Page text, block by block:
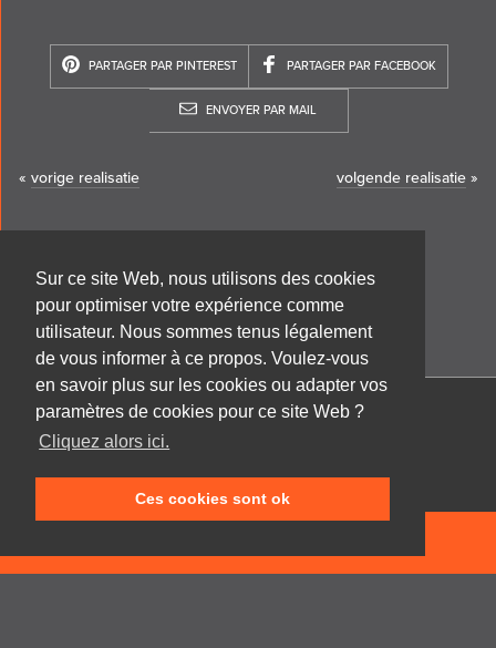
Sur ce site Web, nous utilisons des cookies
pour optimiser votre expérience comme
utilisateur. Nous sommes tenus légalement
de vous informer à ce propos. Voulez-vous
en savoir plus sur les cookies ou adapter vos
paramètres de cookies pour ce site Web ?
Cliquez alors ici.
Ces cookies sont ok
PARTAGER PAR PINTEREST PARTAGER PAR FACEBOOK
ENVOYER PAR MAIL
« vorige realisatie volgende realisatie »
Cabinet d'architecture Frank GRUWEZ bvba
9700 Oudenaarde
T +32 (0)55 45 53 63
Speldenstraat 10